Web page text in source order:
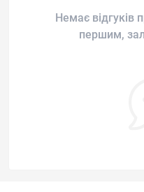
Немає відгуків
першим,